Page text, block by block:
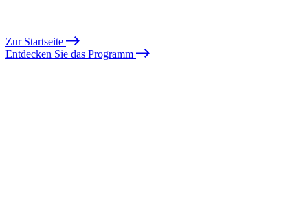
Zur Startseite
Entdecken Sie das Programm